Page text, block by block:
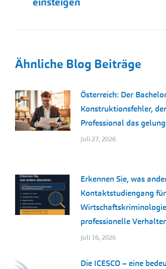
Ähnliche Blog Beiträge
Österreich: Der
Konstruktionsfehler,
Professional das
Juli 27, 2026
Erkennen Sie, was
Kontaktstudiengang für
professionelle
Juli 16, 2026
Die ICESCO – eine